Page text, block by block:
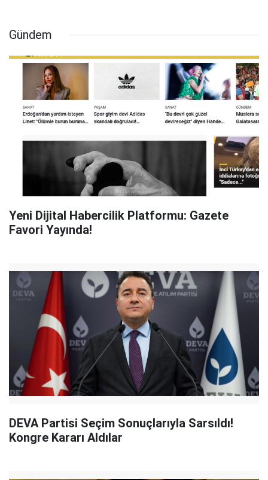
Gündem
Yeni Dijital Habercilik Platformu: Gazete
Favori Yayında!
DEVA Partisi Seçim Sonuçlarıyla Sarsıldı!
Kongre Kararı Aldılar